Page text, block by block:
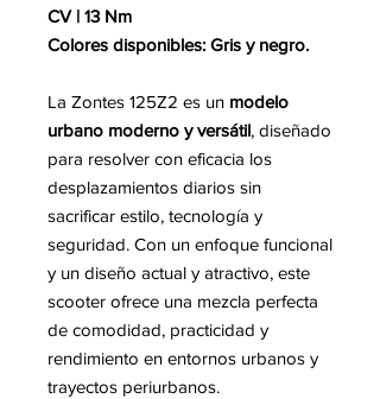
CV | 13 Nm
Colores disponibles: Gris y negro.
La Zontes 125Z2 es un modelo
urbano moderno y versátil, diseñado
para resolver con eficacia los
desplazamientos diarios sin
sacrificar estilo, tecnología y
seguridad. Con un enfoque funcional
y un diseño actual y atractivo, este
scooter ofrece una mezcla perfecta
de comodidad, practicidad y
rendimiento en entornos urbanos y
trayectos periurbanos.